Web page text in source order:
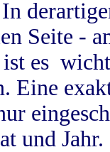
Seite -
es
Eine
und Jahr.